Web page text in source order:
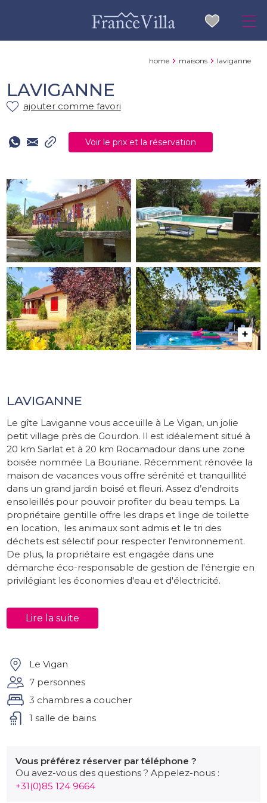
home maisons laviganne
LAVIGANNE
ajouter comme favori
Voir le prix et la réservation
LAVIGANNE
Le gîte Laviganne vous acceuille à Le Vigan, un jolie
petit village près de Gourdon. Il est idéalement situé à
20 km Sarlat et à 20 km Rocamadour dans une zone
boisée nommée La Bouriane. Récemment rénovée la
maison de vacances vous offre sérénité et tranquillité
dans un grand jardin boisé et fleuri. Assez d’endroits
ensoleillés pour pouvoir profiter du beau temps. La
propriétaire gentille offre les draps et linge de toilette
en location, les animaux sont admis et le tri des
déchets est sélectif pour respecter l'environnement.
De plus, la propriétaire est engagée dans une
démarche éco-responsable de gestion de l'énergie en
privilégiant les économies d'eau et d'électricité.
Interieur
le Gite est constitué de 3 chambres, d'une salle de bain
soignée.
Extérieur
Le Gite Laviganne est équipé d'une grande piscine
privée et le jardin est entièrement cloturé avec un
Aux alentours
Le Vigan est situé dans la belle région du Lot/Dordogne
dans le sud-ouest de la France. Gourdon, capitale de la
Lire la suite
Le Vigan
7 personnes
3 chambres a coucher
1 salle de bains
Vous préférez réserver par téléphone ?
Ou avez-vous des questions ? Appelez-nous :
+31(0)85 124 9664